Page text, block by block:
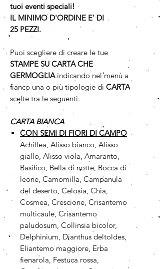
tuoi eventi speciali!
IL MINIMO D'ORDINE E' DI
25 PEZZI.
Puoi scegliere di creare le tue
STAMPE SU CARTA CHE
GERMOGLIAindicando nel menù a
fianco una o più tipologie di CARTA
scelte tra le seguenti:
CARTA BIANCA
CON SEMI DI FIORI DI CAMPO
Achillea, Alisso bianco, Alisso
giallo, Alisso viola, Amaranto,
Basilico, Bella di notte, Bocca di
leone, Camomilla, Campanula
del deserto, Celosia, Chia,
Cosmea, Crescione, Crisantemo
multicaule, Crisantemo
paludosum, Collinsia bicolor,
Delphinium, Dianthus deltoldes,
Eliantemo maggiore, Erba
fienarola, Festuca rossa,